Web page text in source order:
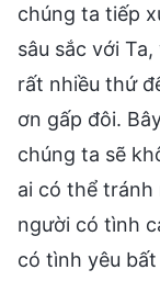
chúng ta tiếp
sâu sắc với
rất nhiều thứ
ơn gấp đôi.
chúng ta sẽ
ai có thể tránh
người có tình
có tình yêu